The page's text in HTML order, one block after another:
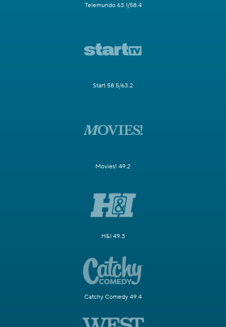
Telemundo 63.1/58.4
Start 58.5/63.2
Movies! 49.2
H&I 49.3
Catchy Comedy 49.4